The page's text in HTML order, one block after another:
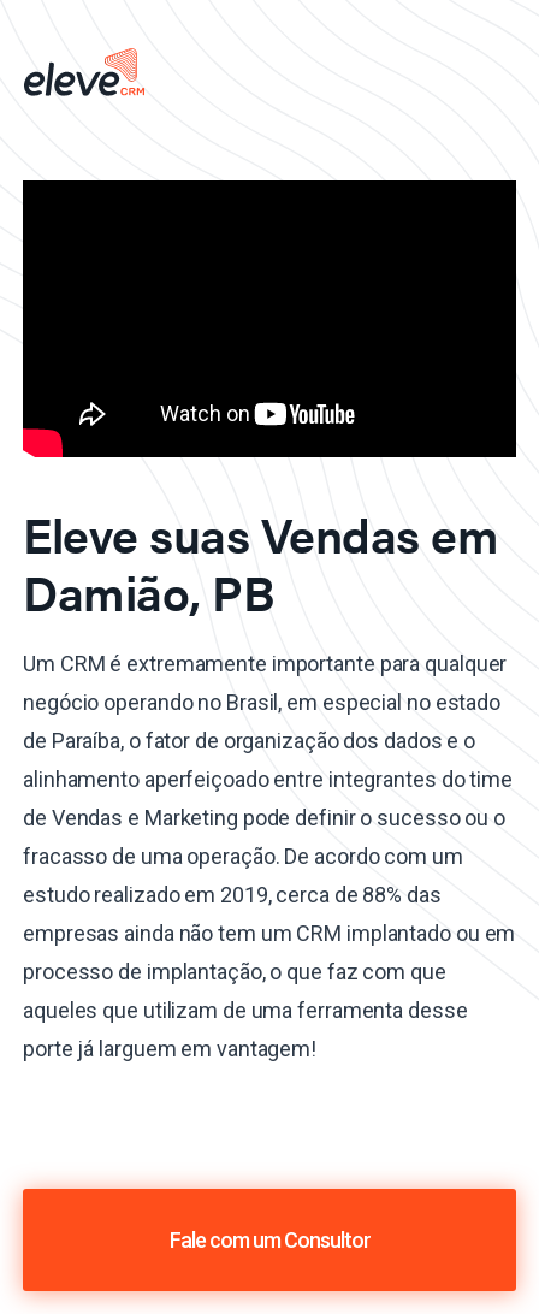
Eleve suas Vendas em
Damião, PB
Um CRM é extremamente importante para qualquer
negócio operando no Brasil, em especial no estado
de Paraíba, o fator de organização dos dados e o
alinhamento aperfeiçoado entre integrantes do time
de Vendas e Marketing pode definir o sucesso ou o
fracasso de uma operação. De acordo com um
estudo realizado em 2019, cerca de 88% das
empresas ainda não tem um CRM implantado ou em
processo de implantação, o que faz com que
aqueles que utilizam de uma ferramenta desse
porte já larguem em vantagem!
Fale com um Consultor